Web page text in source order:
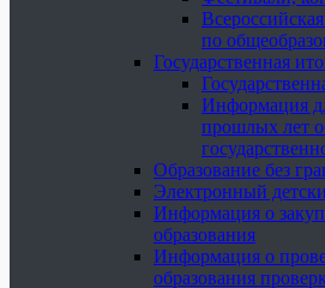
по
Государственная
Информация
прошлых лет
Образование без
Электронный
Информация о
образования
Информация о
образования